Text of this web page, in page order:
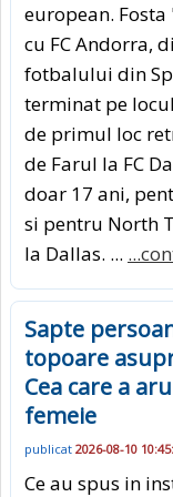
european.
cu FC Andorra,
fotbalului din
terminat pe
de primul loc
de Farul la FC
doar 17 ani,
si pentru North
la Dallas. ...
Sapte
topoare
Cea care a
femeie
publicat 2026-08-10
Ce au spus in